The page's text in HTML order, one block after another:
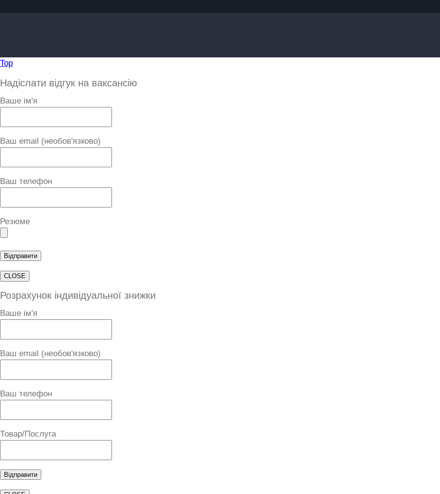
Top
Надіслати відгук на ваксансію
Ваше ім'я
Ваш email (необов'язково)
Ваш телефон
Резюме
CLOSE
Розрахунок індивідуальної знижки
Ваше ім'я
Ваш email (необов'язково)
Ваш телефон
Товар/Послуга